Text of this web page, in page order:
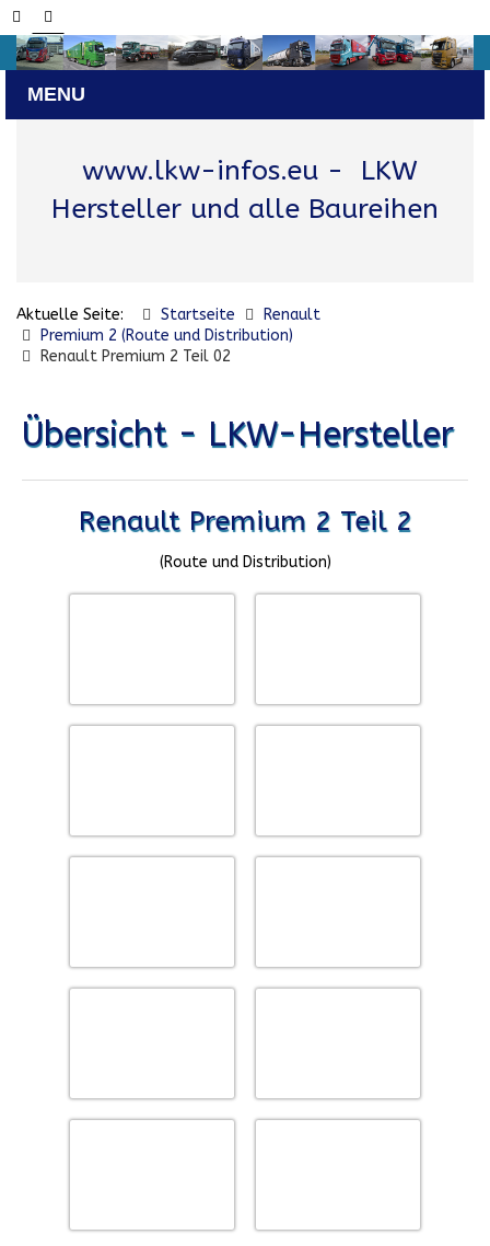
www.lkw-infos.eu- LKW
Hersteller und alle Baureihen
Aktuelle Seite: Startseite
Renault
Premium 2 (Route und Distribution)
Renault Premium 2 Teil 02
Übersicht - LKW-Hersteller
Renault Premium 2 Teil 2
(Route und Distribution)